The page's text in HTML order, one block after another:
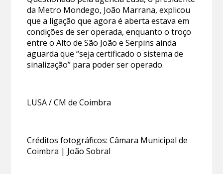
da Metro Mondego, João Marrana, explicou
que a ligação que agora é aberta estava em
condições de ser operada, enquanto o troço
entre o Alto de São João e Serpins ainda
aguarda que “seja certificado o sistema de
sinalização” para poder ser operado.
LUSA / CM de Coimbra
Créditos fotográficos: Câmara Municipal de
Coimbra | João Sobral